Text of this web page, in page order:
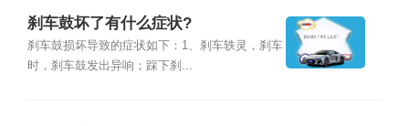
刹车鼓坏了有什么症状?
刹车鼓损坏导致的症状如下：1、刹车轶灵，刹车
时，刹车鼓发出异响；踩下刹...